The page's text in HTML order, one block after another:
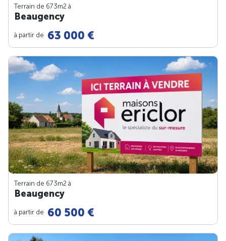
Terrain de 673m2 à
Beaugency
à partir de 63 000 €
Terrain de 673m2 à
Beaugency
à partir de 60 500 €